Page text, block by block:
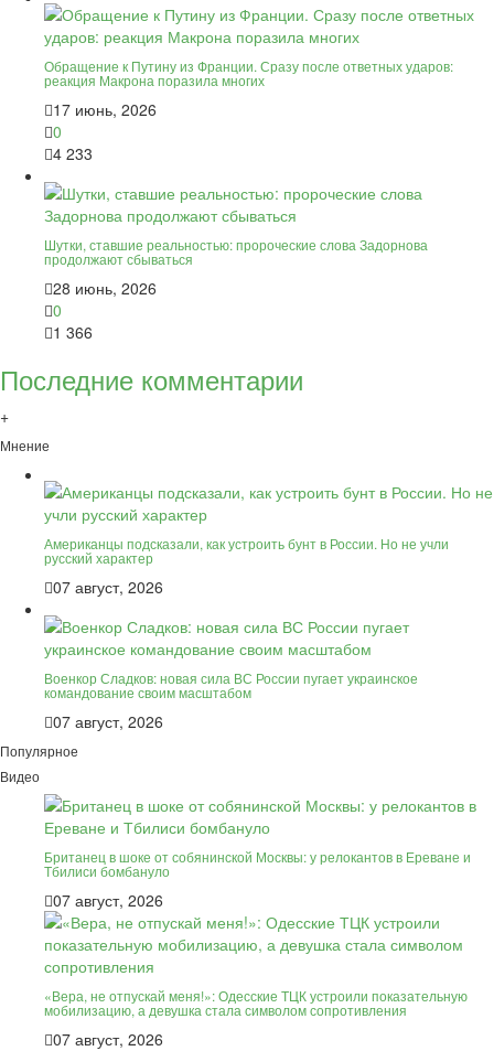
Обращение к Путину из Франции. Сразу после ответных ударов:
реакция Макрона поразила многих
17 июнь, 2026
0
4 233
Шутки, ставшие реальностью: пророческие слова Задорнова
продолжают сбываться
28 июнь, 2026
0
1 366
Последние комментарии
+
Мнение
Американцы подсказали, как устроить бунт в России. Но не учли
русский характер
07 август, 2026
Военкор Сладков: новая сила ВС России пугает украинское
командование своим масштабом
07 август, 2026
Популярное
Видео
Британец в шоке от собянинской Москвы: у релокантов в Ереване и
Тбилиси бомбануло
07 август, 2026
«Вера, не отпускай меня!»: Одесские ТЦК устроили показательную
мобилизацию, а девушка стала символом сопротивления
07 август, 2026